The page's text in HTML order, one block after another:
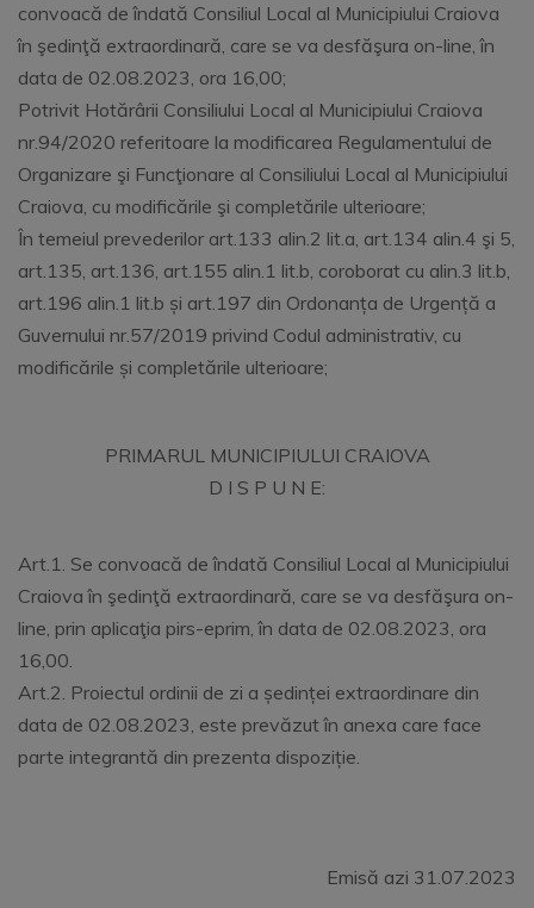
convoacă de îndată Consiliul Local al Municipiului Craiova
în şedinţă extraordinară, care se va desfăşura on-line, în
data de 02.08.2023, ora 16,00;
Potrivit Hotărârii Consiliului Local al Municipiului Craiova
nr.94/2020 referitoare la modificarea Regulamentului de
Organizare şi Funcţionare al Consiliului Local al Municipiului
Craiova, cu modificările şi completările ulterioare;
În temeiul prevederilor art.133 alin.2 lit.a, art.134 alin.4 şi 5,
art.135, art.136, art.155 alin.1 lit.b, coroborat cu alin.3 lit.b,
art.196 alin.1 lit.b și art.197 din Ordonanța de Urgență a
Guvernului nr.57/2019 privind Codul administrativ, cu
modificările și completările ulterioare;
PRIMARUL MUNICIPIULUI CRAIOVA
D I S P U N E:
Art.1. Se convoacă de îndată Consiliul Local al Municipiului
Craiova în şedinţă extraordinară, care se va desfăşura on-
line, prin aplicaţia pirs-eprim, în data de 02.08.2023, ora
16,00.
Art.2. Proiectul ordinii de zi a ședinței extraordinare din
data de 02.08.2023, este prevăzut în anexa care face
parte integrantă din prezenta dispoziție.
Emisă azi 31.07.2023